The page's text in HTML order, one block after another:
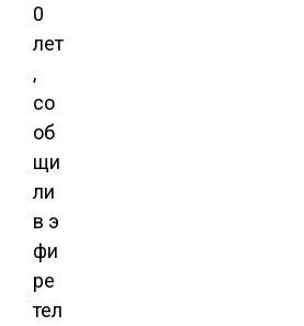
0
лет
,
со
об
щи
ли
в э
фи
ре
тел